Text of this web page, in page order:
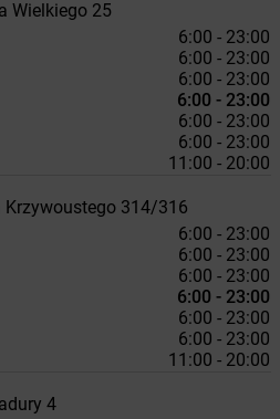
Wielkiego 25
6:00 - 23:00
6:00 - 23:00
6:00 - 23:00
6:00 - 23:00
6:00 - 23:00
6:00 - 23:00
11:00 - 20:00
Krzywoustego 314/316
6:00 - 23:00
6:00 - 23:00
6:00 - 23:00
6:00 - 23:00
6:00 - 23:00
6:00 - 23:00
11:00 - 20:00
4